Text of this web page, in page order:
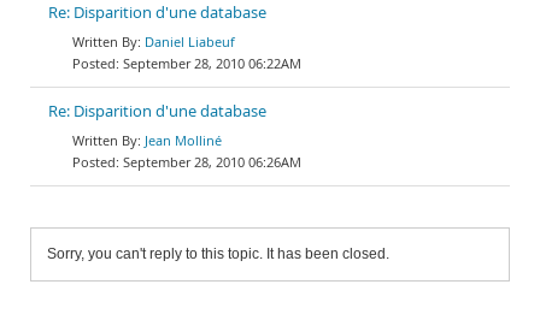
Re: Disparition d'une database
Daniel Liabeuf
September 28, 2010 06:22AM
Re: Disparition d'une database
Jean Molliné
September 28, 2010 06:26AM
Sorry, you can't reply to this topic. It has been closed.